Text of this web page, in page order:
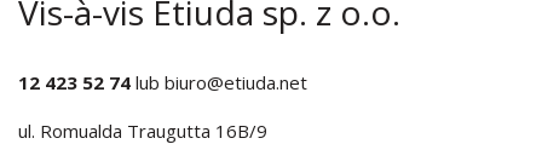
Vis-à-vis Etiuda sp. z o.o.
12 423 52 74 lub biuro@etiuda.net
ul. Romualda Traugutta 16B/9